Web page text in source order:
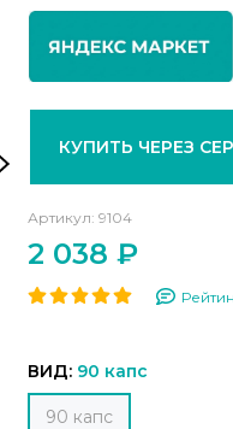
КУПИТЬ ЧЕРЕЗ
Артикул: 9104
2 038 ₽
ВИД: 90 капс
90 капс